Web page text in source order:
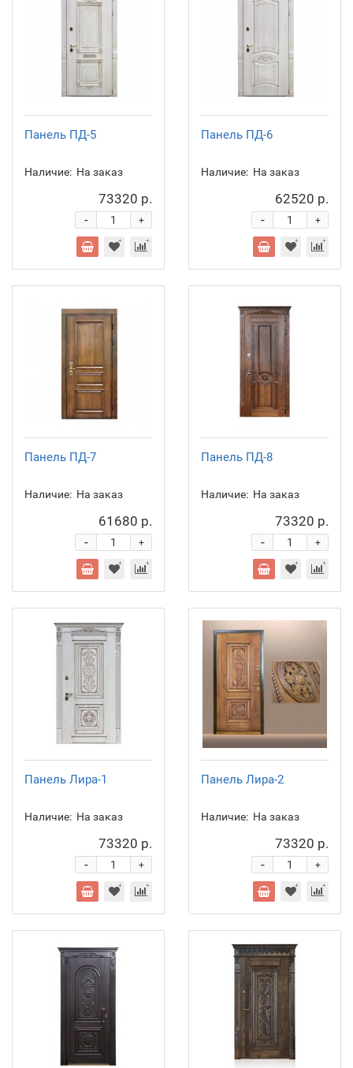
Панель ПД-5
Наличие: На заказ
73320 р.
+
-
Панель ПД-6
Наличие: На заказ
62520 р.
+
-
Панель ПД-7
Наличие: На заказ
61680 р.
+
-
Панель ПД-8
Наличие: На заказ
73320 р.
+
-
Панель Лира-1
Наличие: На заказ
73320 р.
+
-
Панель Лира-2
Наличие: На заказ
73320 р.
+
-